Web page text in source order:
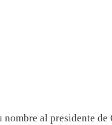
nombre al presidente